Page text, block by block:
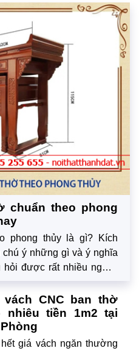
chuẩn theo phong
phong thủy là gì? Kích
ý những gì và ý nghĩa
được rất nhiều người
vách CNC ban thờ
nhiêu tiền 1m2 tại
hết giá vách ngăn thường